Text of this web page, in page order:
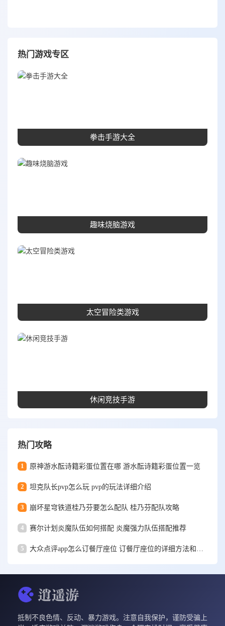
热门游戏专区
拳击手游大全
趣味烧脑游戏
太空冒险类游戏
休闲竞技手游
热门攻略
1 原神游水酝诗籍彩蛋位置在哪 游水酝诗籍彩蛋位置一览
2 坦克队长pvp怎么玩 pvp的玩法详细介绍
3 崩坏星穹铁道桂乃芬要怎么配队 桂乃芬配队攻略
4 赛尔计划炎魔队伍如何搭配 炎魔强力队伍搭配推荐
5
抵制不良色情、反动、暴力游戏。注意自我保护，谨防受骗上